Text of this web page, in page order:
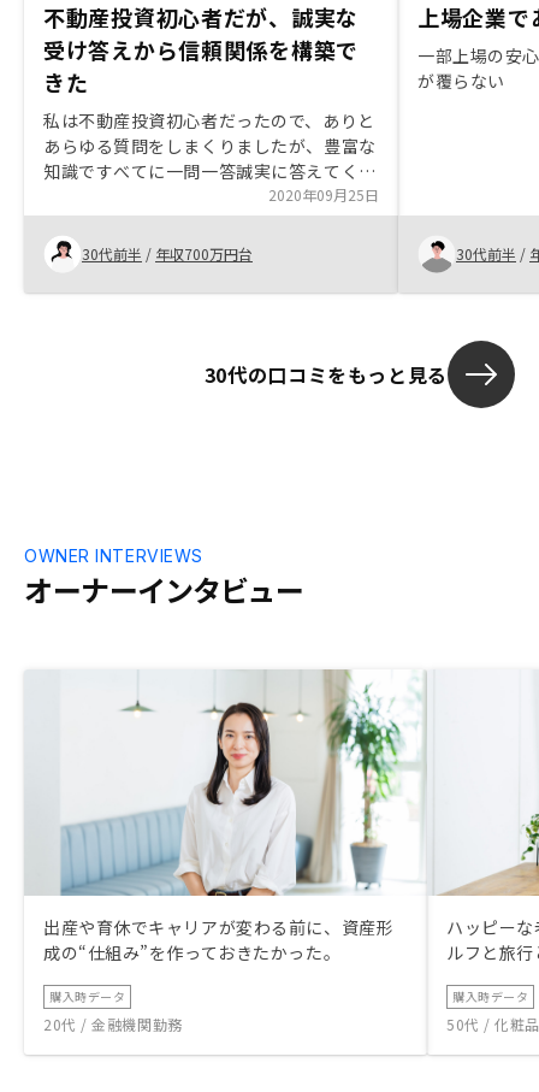
不動産投資初心者だが、誠実な
受け答えから信頼関係を構築で
きた
私は不動産投資初心者だったので、ありと
あらゆる質問をしまくりましたが、豊富な
知識ですべてに一問一答誠実に答えてくだ
さりました。すごくこちらも勉強になると
同時に、とことん付き合ってくださる姿勢
は信頼に値すると感じました。 購入決断
は、もちろんご提案内容がよかったのもあ
りますが、それ以上に信頼とこうした関係
2020年09月25日
30代前半 / 年収700万円台
上場企業で
一部上場の安
が覆らない
30代前半 /
30代の口コミをもっと見る
オーナーインタビュー
OWNER INTERVIEWS
出産や育休でキャリアが変わる前に、資産形
成の“仕組み”を作っておきたかった。
購入時データ
20代 / 金融機関勤務
ハッピー
ルフと旅
購入時データ
50代 / 化粧